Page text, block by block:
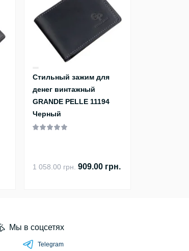
Стильный зажим для
денег винтажный
GRANDE PELLE 11194
Черный
1 058.00 грн. 909.00 грн.
Мы в соцсетях
Telegram